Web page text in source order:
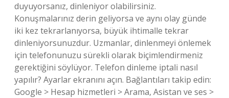
duyuyorsanız, dinleniyor olabilirsiniz.
Konuşmalarınız derin geliyorsa ve aynı olay günde
iki kez tekrarlanıyorsa, büyük ihtimalle tekrar
dinleniyorsunuzdur. Uzmanlar, dinlenmeyi önlemek
için telefonunuzu sürekli olarak biçimlendirmeniz
gerektiğini söylüyor. Telefon dinleme iptali nasıl
yapılır? Ayarlar ekranını açın. Bağlantıları takip edin:
Google > Hesap hizmetleri > Arama, Asistan ve ses >